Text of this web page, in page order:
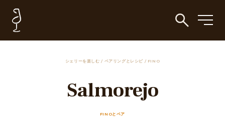
シェリーを楽しむ/ ペアリングとレシピ / FINO
Salmorejo
FINOとペア